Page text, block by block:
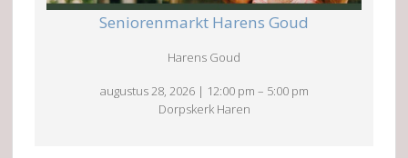
Seniorenmarkt Harens Goud
Harens Goud
augustus 28, 2026 | 12:00 pm – 5:00 pm
Dorpskerk Haren